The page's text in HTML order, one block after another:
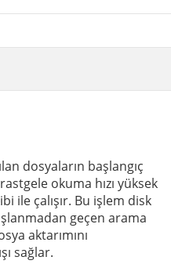
dosyaların başlangıç
okuma hızı yüksek
ile çalışır. Bu işlem disk
geçen arama
aktarımını
sağlar.